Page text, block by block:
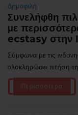
Δημοφιλή
Συνελήφθη
με
ecstasy στην
Σύμφωνα με τις
ολοκληρώσει πτήση
Περισσότερα